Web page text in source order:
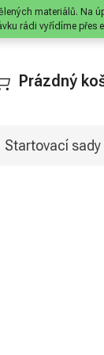
materiálů. Na
rádi vyřídíme přes
Prázdný
Startovací sady